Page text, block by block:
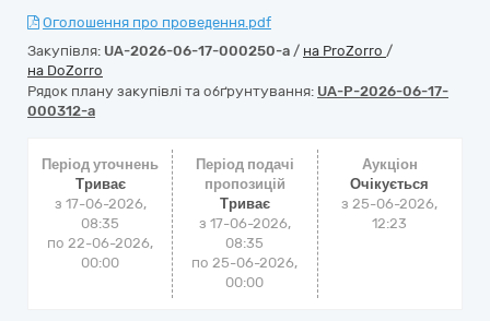
Оголошення про проведення.pdf
Закупівля: UA-2026-06-17-000250-a / на ProZorro /
на DoZorro
Рядок плану закупівлі та обґрунтування: UA-P-2026-06-17-
000312-a
Період уточнень
Триває
з 17-06-2026,
08:35
по 22-06-2026,
00:00
Період подачі
пропозицій
Триває
з 17-06-2026,
08:35
по 25-06-2026,
00:00
Аукціон
Очікується
з25-06-2026,
12:23